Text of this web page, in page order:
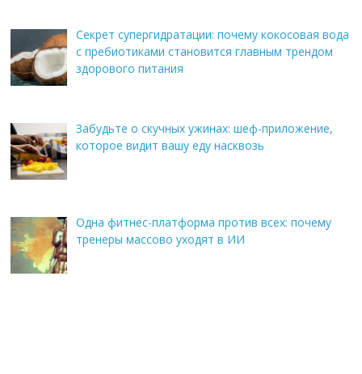
Секрет супергидратации: почему кокосовая вода
с пребиотиками становится главным трендом
здорового питания
Забудьте о скучных ужинах: шеф-приложение,
которое видит вашу еду насквозь
Одна фитнес-платформа против всех: почему
тренеры массово уходят в ИИ